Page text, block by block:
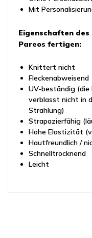
Mit
Eigenschaften
Pareos fertigen:
Knittert nicht
Fleckenabweisend
UV-beständig (die
verblasst nicht in
Strahlung)
Strapazierfähig
Hohe Elastizität
Hautfreundlich /
Schnelltrocknend
Leicht